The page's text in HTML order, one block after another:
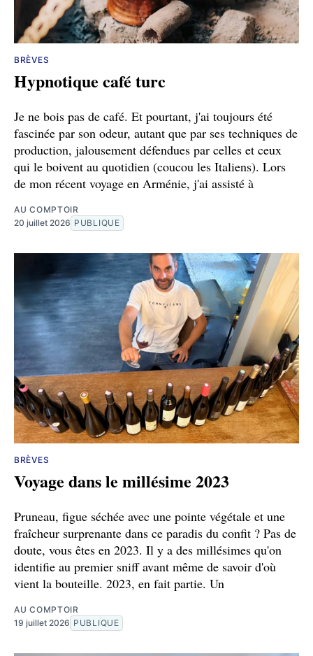
BRÈVES
Hypnotique café turc
Je ne bois pas de café. Et pourtant, j'ai toujours été
fascinée par son odeur, autant que par ses techniques de
production, jalousement défendues par celles et ceux
qui le boivent au quotidien (coucou les Italiens). Lors
de mon récent voyage en Arménie, j'ai assisté à
AU COMPTOIR
20 juillet 2026 PUBLIQUE
BRÈVES
Voyage dans le millésime 2023
Pruneau, figue séchée avec une pointe végétale et une
fraîcheur surprenante dans ce paradis du confit ? Pas de
doute, vous êtes en 2023. Il y a des millésimes qu'on
identifie au premier sniff avant même de savoir d'où
vient la bouteille. 2023, en fait partie. Un
AU COMPTOIR
19 juillet 2026 PUBLIQUE